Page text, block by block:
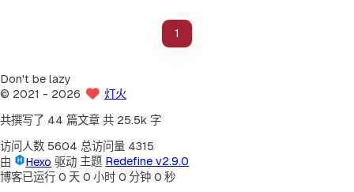
1
Don't be lazy
© 2021 - 2026 灯火
共撰写了 44 篇文章 共 25.5k 字
访问人数 5604 总访问量 4315
由
Hexo 驱动 主题 Redefine v2.9.0
博客已运行 0 天 0 小时 0 分钟 0 秒